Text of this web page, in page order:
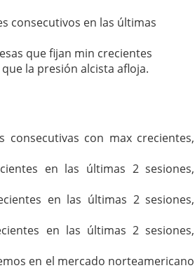
consecutivos en las últimas
que fijan min crecientes
la presión alcista afloja.
consecutivas con max crecientes,
en las últimas 2 sesiones,
en las últimas 2 sesiones,
en las últimas 2 sesiones,
en el mercado norteamericano